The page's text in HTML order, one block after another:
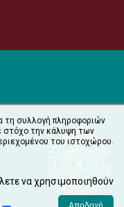
τη συλλογή πληροφοριών
στόχο την κάλυψη των
του ιστοχώρου.
να χρησιμοποιηθούν